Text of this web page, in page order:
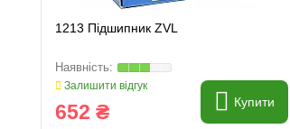
1213 Підшипник ZVL
Залишити відгук
652 ₴ Купити